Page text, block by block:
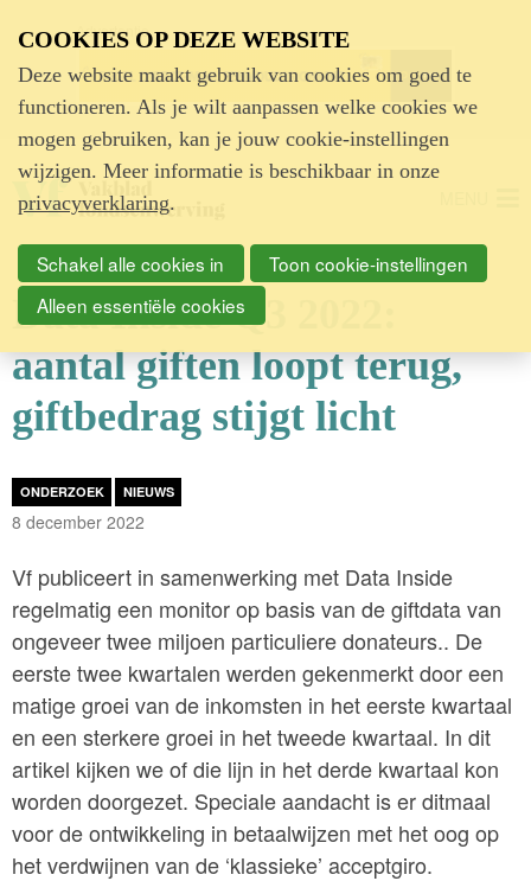
Advertentie
Data Inside Q3 2022:
aantal giften loopt terug,
giftbedrag stijgt licht
ONDERZOEK NIEUWS
8 december 2022
Vf publiceert in samenwerking met Data Inside
regelmatig een monitor op basis van de giftdata van
ongeveer twee miljoen particuliere donateurs.. De
eerste twee kwartalen werden gekenmerkt door een
matige groei van de inkomsten in het eerste kwartaal
en een sterkere groei in het tweede kwartaal. In dit
artikel kijken we of die lijn in het derde kwartaal kon
worden doorgezet. Speciale aandacht is er ditmaal
voor de ontwikkeling in betaalwijzen met het oog op
het verdwijnen van de ‘klassieke’ acceptgiro.
COOKIES OP DEZE WEBSITE
Deze website maakt gebruik van cookies om goed te
functioneren. Als je wilt aanpassen welke cookies we
mogen gebruiken, kan je jouw cookie-instellingen
wijzigen. Meer informatie is beschikbaar in onze
privacyverklaring.
Schakel alle cookies in
Toon cookie-instellingen
Alleen essentiële cookies